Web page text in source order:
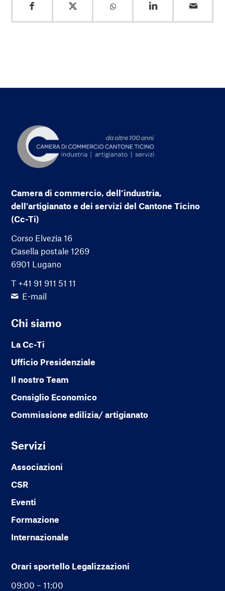
Camera di commercio, dell’industria,
dell’artigianato e dei servizi del Cantone Ticino
(Cc-Ti)
Corso Elvezia 16
Casella postale 1269
6901 Lugano
T +41 91 911 51 11
E-mail
Chi siamo
La Cc-Ti
Ufficio Presidenziale
Il nostro Team
Consiglio Economico
Commissione edilizia/ artigianato
Servizi
Associazioni
CSR
Eventi
Formazione
Internazionale
Orari sportello Legalizzazioni
09:00 – 11:00